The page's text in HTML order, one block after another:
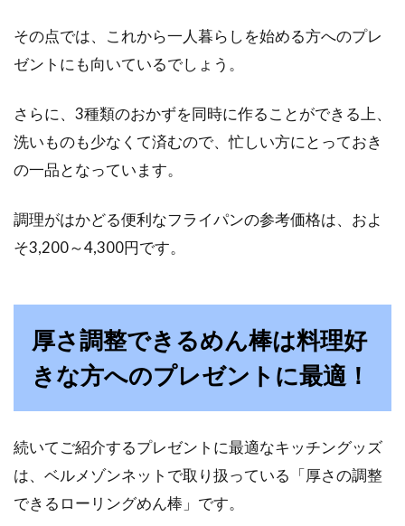
ないときはどう対処する？
ギュアですが、たまに台座に「入らない」「届
かない」なんてこ...
マンションの間取りはどうする？寝
室のインテリアのコツは？
が間取りですよね。そして、マンション選びで
一番わく...
ワイドハイター粉末と液体の使い分
け！タオルの嫌な臭い予防
お天気の悪い日が続くと、お洗濯に困りますよ
ね。とりわけ、部屋干しをしたタオルや衣類か
その点では、これから一人暮らしを始める方へのプレ
ゼントにも向いているでしょう。
さらに、3種類のおかずを同時に作ることができる上、
洗いものも少なくて済むので、忙しい方にとっておき
の一品となっています。
調理がはかどる便利なフライパンの参考価格は、およ
そ3,200～4,300円です。
厚さ調整できるめん棒は料理好
きな方へのプレゼントに最適！
続いてご紹介するプレゼントに最適なキッチングッズ
は、ベルメゾンネットで取り扱っている「厚さの調整
できるローリングめん棒」です。